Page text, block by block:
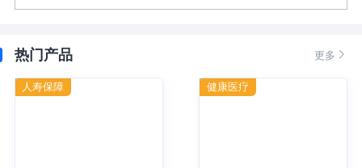
热门产品 更多 
人寿保障 健康医疗